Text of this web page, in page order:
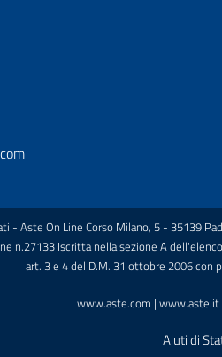
Aste On Line Corso Milano, 5 - 35139
n.27133 Iscritta nella sezione A
art. 3 e 4 del D.M. 31 ottobre 2006
www.aste.com |
Aiuti di